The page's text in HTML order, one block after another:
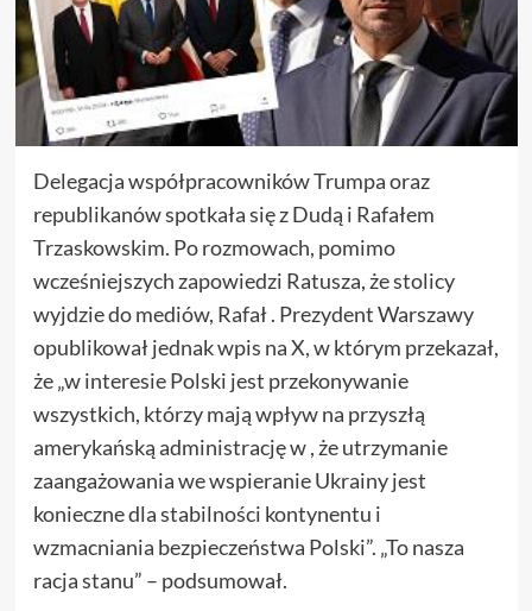
Delegacja współpracowników Trumpa oraz
republikanów spotkała się z Dudą i Rafałem
Trzaskowskim. Po rozmowach, pomimo
wcześniejszych zapowiedzi Ratusza, że stolicy
wyjdzie do mediów, Rafał . Prezydent Warszawy
opublikował jednak wpis na X, w którym przekazał,
że „w interesie Polski jest przekonywanie
wszystkich, którzy mają wpływ na przyszłą
amerykańską administrację w , że utrzymanie
zaangażowania we wspieranie Ukrainy jest
konieczne dla stabilności kontynentu i
wzmacniania bezpieczeństwa Polski”. „To nasza
racja stanu” – podsumował.